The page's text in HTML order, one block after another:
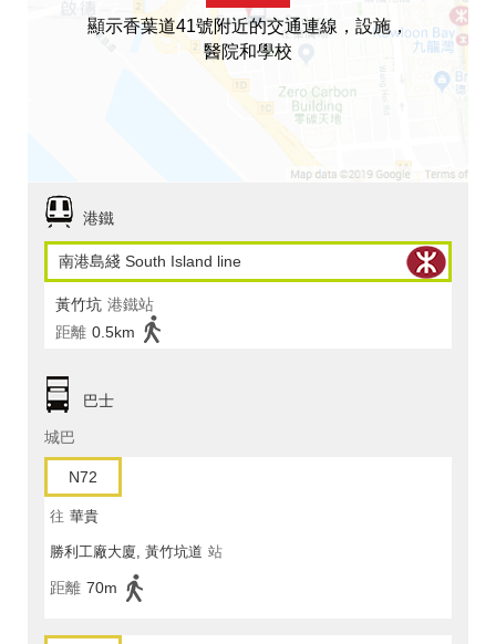
顯示香葉道41號附近的交通連線，設施，
醫院和學校
港鐵
南港島綫 South Island line
黃竹坑 港鐵站
距離 0.5km
巴士
城巴
N72
往 華貴
勝利工廠大廈, 黃竹坑道 站
距離 70m